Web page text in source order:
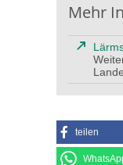
Mehr
teilen